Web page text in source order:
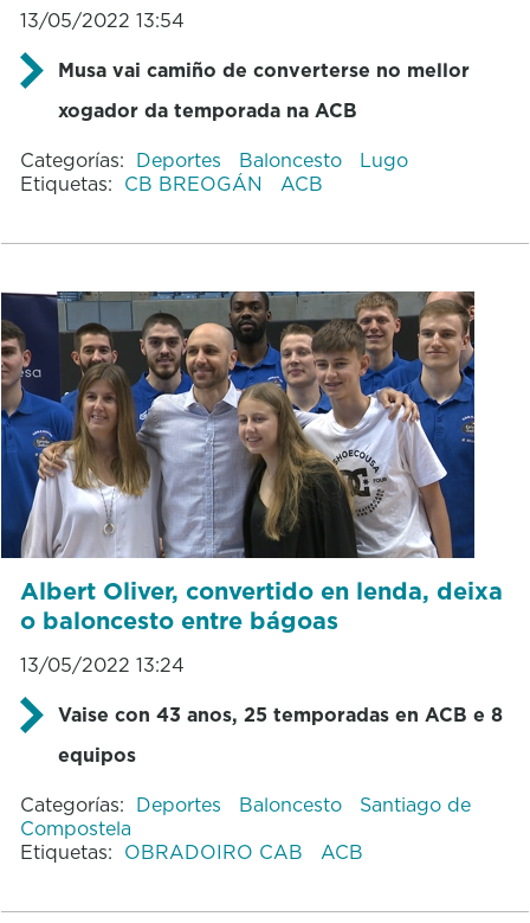
13/05/2022 13:54
Musa vai camiño de converterse no mellor
xogador da temporada na ACB
Categorías: Deportes Baloncesto
Lugo
Etiquetas: CB BREOGÁN ACB
Albert Oliver, convertido en lenda, deixa
o baloncesto entre bágoas
13/05/2022 13:24
Vaise con 43 anos, 25 temporadas en ACB e 8
equipos
Categorías: Deportes Baloncesto
Santiago de
Compostela
Etiquetas: OBRADOIRO CAB ACB